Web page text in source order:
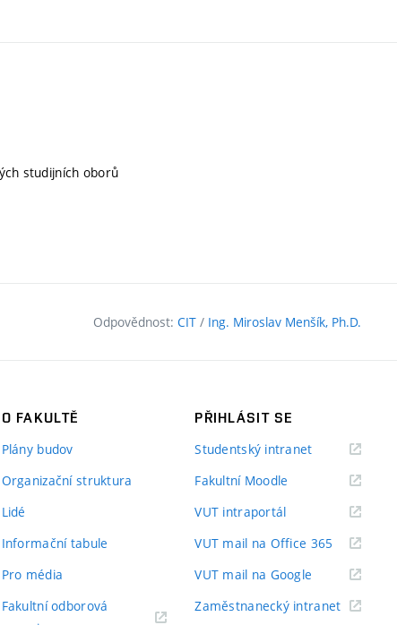
studijních oborů
Odpovědnost: CIT / Ing. Miroslav Menšík, Ph.D.
O FAKULTĚ
Plány budov
Organizační struktura
Lidé
Informační tabule
Pro média
Fakultní odborová
PŘIHLÁSIT SE
Studentský intranet(externí
Fakultní Moodle
VUT intraportál(externí
VUT mail na Office 365 (externí
VUT mail na Google (externí
Zaměstnanecký intranet(externí